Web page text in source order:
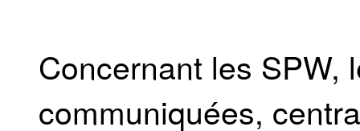
Concernant les SPW,
communiquées,